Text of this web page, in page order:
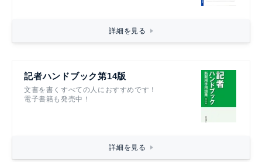
詳細を見る
記者ハンドブック第14版
文書を書くすべての人におすすめです！
電子書籍も発売中！
詳細を見る